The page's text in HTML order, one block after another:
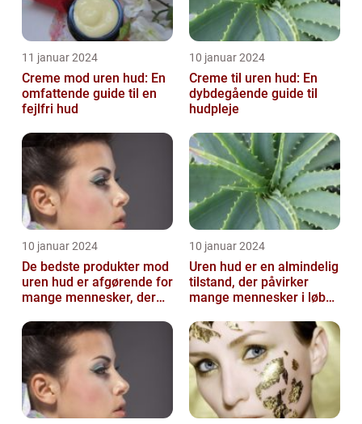
11 januar 2024
Creme mod uren hud: En
omfattende guide til en
fejlfri hud
10 januar 2024
Creme til uren hud: En
dybdegående guide til
hudpleje
10 januar 2024
De bedste produkter mod
uren hud er afgørende for
mange mennesker, der
almindelige hu...
10 januar 2024
Uren hud er en almindelig
tilstand, der påvirker
mange mennesker i løbet